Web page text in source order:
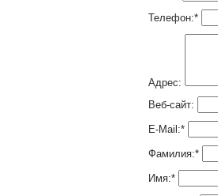
Телефон:*
Адрес:
Веб-сайт:
E-Mail:*
Фамилия:*
Имя:*